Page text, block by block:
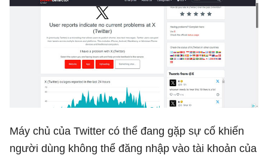
Máy chủ của Twitter có thể đang gặp sự cố khiến
người dùng không thể đăng nhập vào tài khoản của